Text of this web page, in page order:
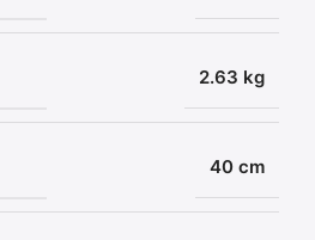
2.63 kg
40 cm